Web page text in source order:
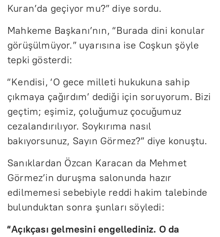
Kuran’da geçiyor mu?” diye sordu.
Mahkeme Başkanı’nın, “Burada dini konular
görüşülmüyor.” uyarısına ise Coşkun şöyle
tepki gösterdi:
“Kendisi, ‘O gece milleti hukukuna sahip
çıkmaya çağırdım’ dediği için soruyorum. Bizi
geçtim; eşimiz, çoluğumuz çocuğumuz
cezalandırılıyor. Soykırıma nasıl
bakıyorsunuz, Sayın Görmez?” diye konuştu.
Sanıklardan Özcan Karacan da Mehmet
Görmez’in duruşma salonunda hazır
edilmemesi sebebiyle reddi hakim talebinde
bulunduktan sonra şunları söyledi:
“Açıkçası gelmesini engellediniz. O da